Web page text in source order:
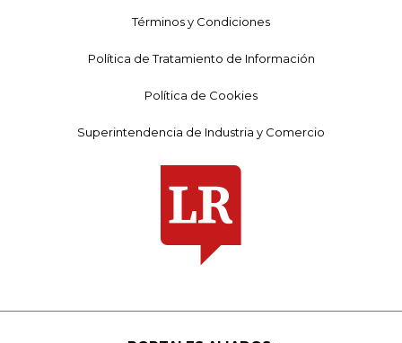
Términos y Condiciones
Política de Tratamiento de Información
Política de Cookies
Superintendencia de Industria y Comercio